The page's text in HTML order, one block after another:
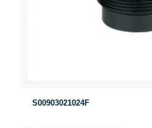
S00903021024F